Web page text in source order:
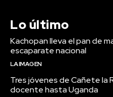
Lo último
Kachopan lleva el pan de
escaparate nacional
LA IMAGEN
Tres jóvenes de Cañete la
docente hasta Uganda